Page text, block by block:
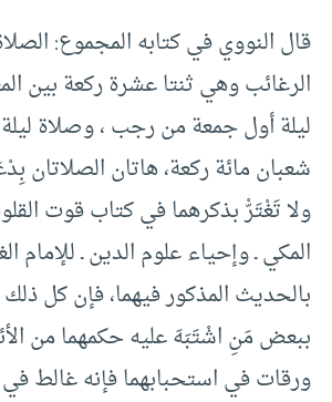
قال النووي في كتابه المجموع:
الرغائب وهي ثنتا عشرة ركعة بين
ليلة أول جمعة من رجب ، وصلاة
شعبان مائة ركعة، هاتان الصلاتان
ولا تَغْتَرّْ بذكرهما في كتاب قوت
المكي ـ وإحياء علوم الدين ـ للإمام
بالحديث المذكور فيهما، فإن كل
ببعض مَنِ اشْتَبَهَ عليه حكمهما من
ورقات في استحبابهما فإنه غالط